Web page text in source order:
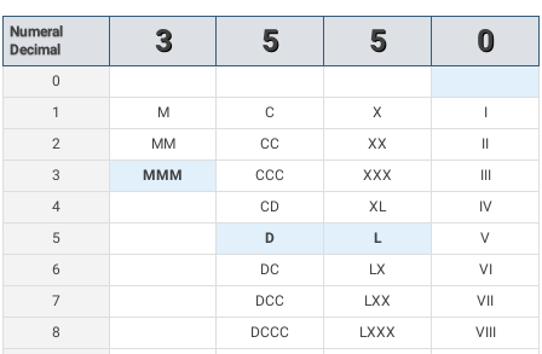
Numeral
Decimal
3 5 5 0
0
1
M C X
I
2
MM CC XX
II
3
MMM CCC XXX
III
4
CD XL
IV
5
D L
V
6
DC LX
VI
7
DCC LXX
VII
8
DCCC LXXX
VIII